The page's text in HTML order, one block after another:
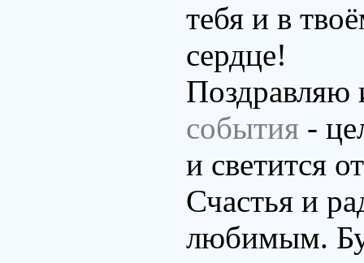
тебя и в
сердце!
Поздравляю
события -
и светится
Счастья и
любимым.